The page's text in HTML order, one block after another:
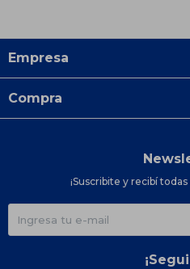
Empresa
Compra
¡Suscribite y recibí